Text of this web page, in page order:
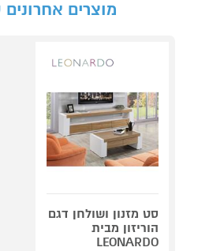
מוצרים
סט מזנון ושולחן דגם
הוריזון מבית
LEONARDO